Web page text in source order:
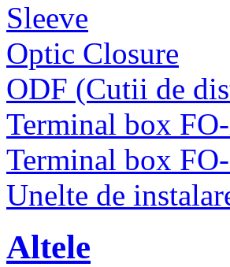
Sleeve
Optic Closure
ODF (Cutii de
Terminal box
Terminal box
Unelte de
Altele